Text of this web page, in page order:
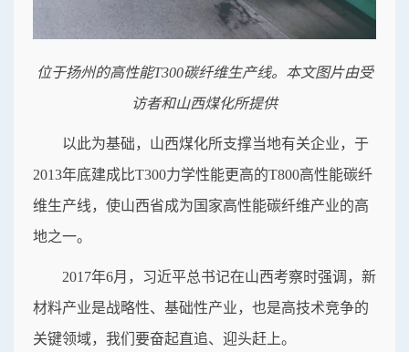
位于扬州的高性能T300碳纤维生产线。本文图片由受
访者和山西煤化所提供
以此为基础，山西煤化所支撑当地有关企业，于
2013年底建成比T300力学性能更高的T800高性能碳纤
维生产线，使山西省成为国家高性能碳纤维产业的高
地之一。
2017年6月，习近平总书记在山西考察时强调，新
材料产业是战略性、基础性产业，也是高技术竞争的
关键领域，我们要奋起直追、迎头赶上。